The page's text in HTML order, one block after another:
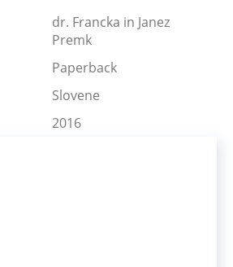
dr. Francka in Janez
Premk
Paperback
Slovene
2016